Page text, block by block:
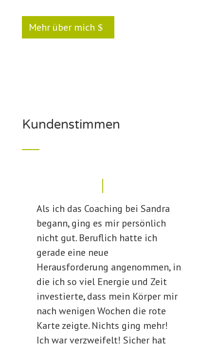
Mehr über mich
Kundenstimmen
Als ich das Coaching bei Sandra
begann, ging es mir persönlich
nicht gut. Beruflich hatte ich
gerade eine neue
Herausforderung angenommen, in
die ich so viel Energie und Zeit
investierte, dass mein Körper mir
nach wenigen Wochen die rote
Karte zeigte. Nichts ging mehr!
Ich war verzweifelt! Sicher hat